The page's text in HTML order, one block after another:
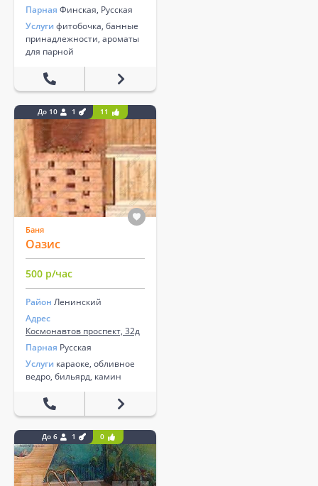
Парная Финская, Русская
Услуги фитобочка, банные
принадлежности, ароматы
для парной
До 10 1 11
Баня
Оазис
500 р/час
Район Ленинский
Адрес
Космонавтов проспект, 32д
Парная Русская
Услуги караоке, обливное
ведро, бильярд, камин
До 6 1 0